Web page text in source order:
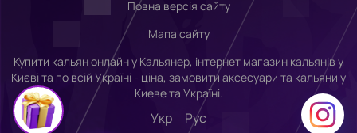
Повна версія сайту
Мапа сайту
Купити кальян онлайн у Кальянер, інтернет магазин кальянів у
Києві та по всій Україні - ціна, замовити аксесуари та кальяни у
Киеве та Україні.
Укр Рус